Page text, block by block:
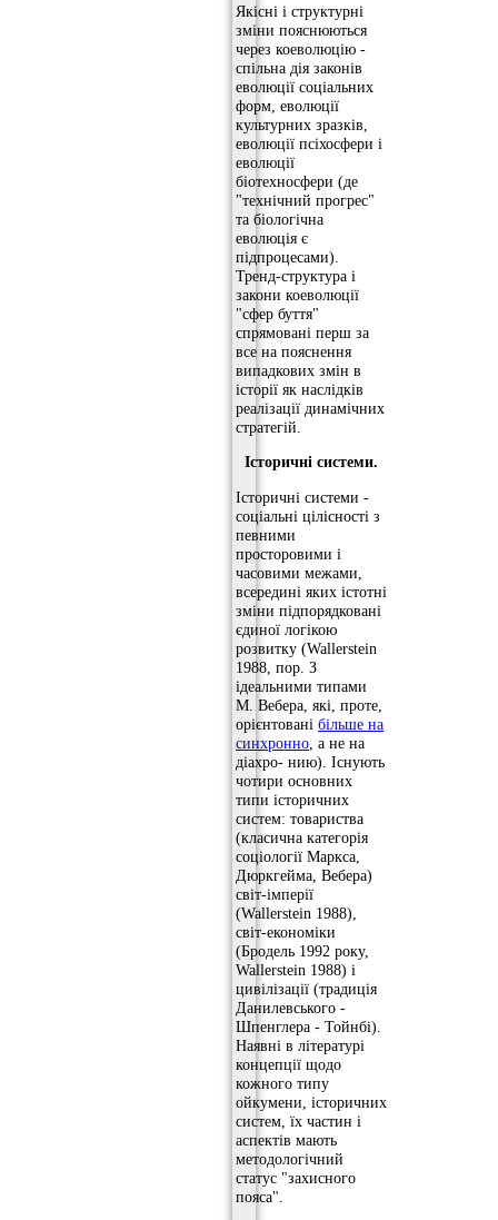
Якісні і структурні
зміни пояснюються
через коеволюцію -
спільна дія законів
еволюції соціальних
форм, еволюції
культурних зразків,
еволюції псіхосфери і
еволюції
біотехносфери (де
"технічний прогрес"
та біологічна
еволюція є
підпроцесами).
Тренд-структура і
закони коеволюції
"сфер буття"
спрямовані перш за
все на пояснення
випадкових змін в
історії як наслідків
реалізації динамічних
стратегій.
Історичні системи.
Історичні системи -
соціальні цілісності з
певними
просторовими і
часовими межами,
всередині яких істотні
зміни підпорядковані
єдиної логікою
розвитку (Wallerstein
1988, пор. З
ідеальними типами
М. Вебера, які, проте,
орієнтовані більше на
синхронно , а не на
діахро- нию). Існують
чотири основних
типи історичних
систем: товариства
(класична категорія
соціології Маркса,
Дюркгейма, Вебера)
світ-імперії
(Wallerstein 1988),
світ-економіки
(Бродель 1992 року,
Wallerstein 1988) і
цивілізації (традиція
Данилевського -
Шпенглера - Тойнбі).
Наявні в літературі
концепції щодо
кожного типу
ойкумени, історичних
систем, їх частин і
аспектів мають
методологічний
статус "захисного
пояса".